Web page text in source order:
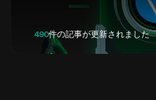
490件の記事が更新されました